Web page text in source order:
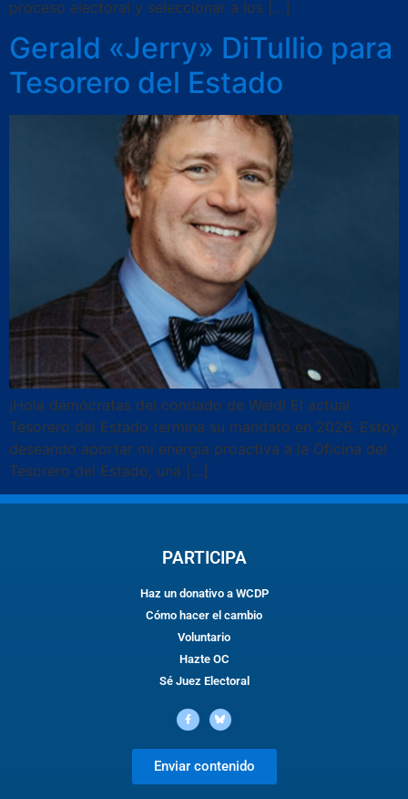
proceso electoral y seleccionar a los […]
Gerald «Jerry» DiTullio para
Tesorero del Estado
¡Hola demócratas del condado de Weld! El actual
Tesorero del Estado termina su mandato en 2026. Estoy
deseando aportar mi energía proactiva a la Oficina del
Tesorero del Estado, una […]
PARTICIPA
Haz un donativo a WCDP
Cómo hacer el cambio
Voluntario
Hazte OC
Sé Juez Electoral
Enviar contenido